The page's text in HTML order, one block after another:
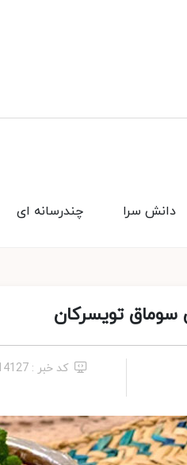
چندرسانه ای دانش سرا
تویسرکان
کد خبر : 14127